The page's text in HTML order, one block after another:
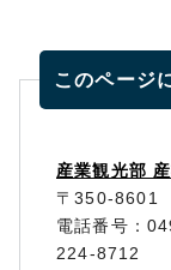
このページ
産業観光部
〒350-8601
電話番号：
224-8712